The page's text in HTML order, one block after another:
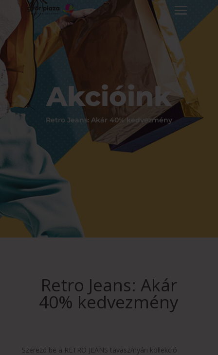
Akcióink
Retro Jeans: Akár 40% kedvezmény
Retro Jeans: Akár
40% kedvezmény
Szerezd be a RETRO JEANS tavasz/nyári kollekció